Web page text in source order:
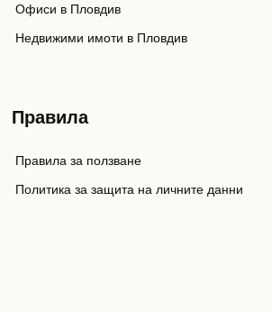
Офиси в Пловдив
Недвижими имоти в Пловдив
Правила
Правила за ползване
Политика за защита на личните данни